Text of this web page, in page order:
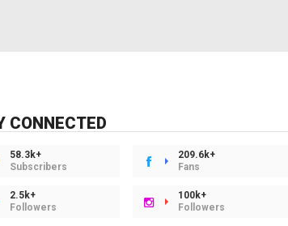
CONNECTED
58.3k+
Subscribers
209.6k+
Fans
2.5k+
Followers
100k+
Followers